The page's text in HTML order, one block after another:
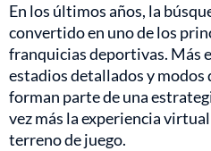
En los últimos años, la
convertido en uno de los
franquicias deportivas. Más
estadios detallados y modos
forman parte de una
vez más la experiencia
terreno de juego.